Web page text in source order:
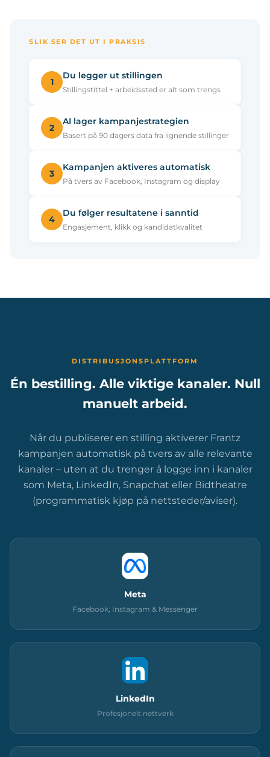
SLIK SER DET UT I PRAKSIS
1
Du legger ut stillingen
Stillingstittel + arbeidssted er alt som trengs
2
AI lager kampanjestrategien
Basert på 90 dagers data fra lignende stillinger
3
Kampanjen aktiveres automatisk
På tvers av Facebook, Instagram og display
4
Du følger resultatene i sanntid
Engasjement, klikk og kandidatkvalitet
DISTRIBUSJONSPLATTFORM
Én bestilling. Alle viktige kanaler. Null
manuelt arbeid.
Når du publiserer en stilling aktiverer Frantz
kampanjen automatisk på tvers av alle relevante
kanaler – uten at du trenger å logge inn i kanaler
som Meta, LinkedIn, Snapchat eller Bidtheatre
(programmatisk kjøp på nettsteder/aviser).
Meta
Facebook, Instagram & Messenger
LinkedIn
Profesjonelt nettverk